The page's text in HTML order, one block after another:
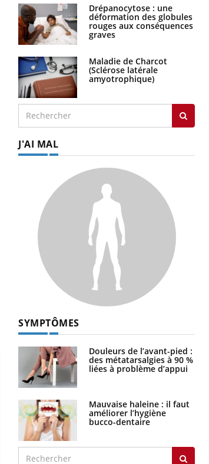
Drépanocytose : une
déformation des globules
rouges aux conséquences
graves
Maladie de Charcot
(Sclérose latérale
amyotrophique)
J'AI MAL
SYMPTÔMES
Douleurs de l’avant-pied :
des métatarsalgies à 90 %
liées à problème d’appui
Mauvaise haleine : il faut
améliorer l’hygiène
bucco-dentaire